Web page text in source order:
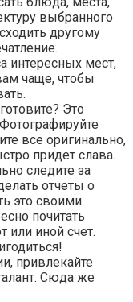
выбранного
другому
интересных мест,
чаще, чтобы
Это
все оригинально,
придет слава.
следите за
отчеты о
это своими
почитать
или иной счет.
привлекайте
Сюда же